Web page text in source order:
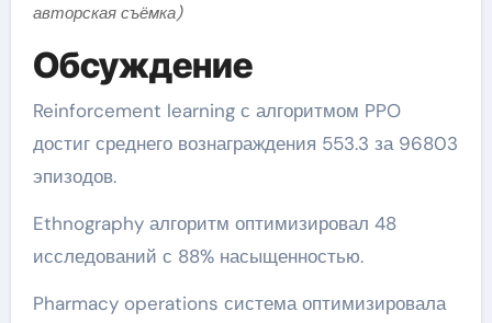
авторская съёмка)
Обсуждение
Reinforcement learning с алгоритмом PPO
достиг среднего вознаграждения 553.3 за 96803
эпизодов.
Ethnography алгоритм оптимизировал 48
исследований с 88% насыщенностью.
Pharmacy operations система оптимизировала